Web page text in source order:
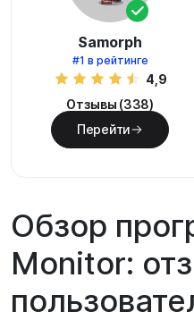
Samorph
#1 в рейтинге
4,9
Отзывы (338)
Перейти
Обзор
Monitor: